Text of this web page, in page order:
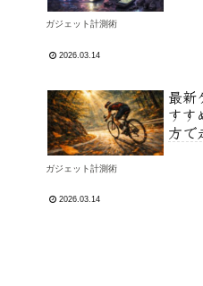
ガジェット計測術
2026.03.14
ガジェット計測術
最新
すす
方で
2026.03.14